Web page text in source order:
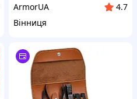
ArmorUA
4.7
Вінниця